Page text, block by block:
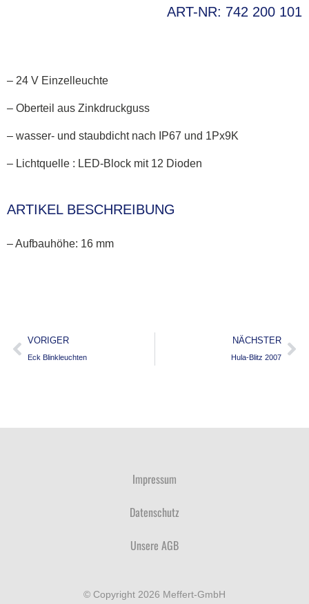
ART-NR: 742 200 101
– 24 V Einzelleuchte
– Oberteil aus Zinkdruckguss
– wasser- und staubdicht nach IP67 und 1Px9K
– Lichtquelle : LED-Block mit 12 Dioden
ARTIKEL BESCHREIBUNG
– Aufbauhöhe: 16 mm
VORIGER
Eck Blinkleuchten
NÄCHSTER
Hula-Blitz 2007
Impressum
Datenschutz
Unsere AGB
© Copyright 2026 Meffert-GmbH